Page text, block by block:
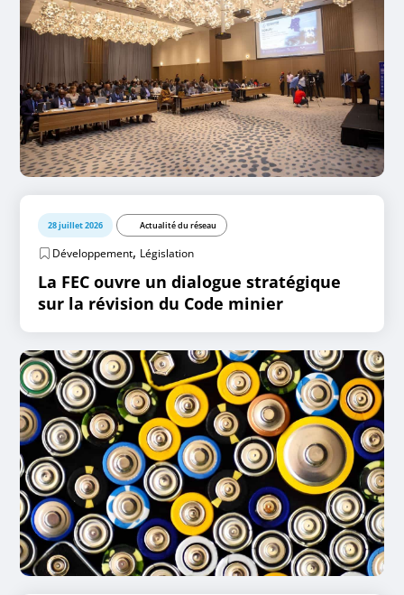
28 juillet 2026 Actualité du réseau
Développement, Législation
La FEC ouvre un dialogue stratégique
sur la révision du Code minier